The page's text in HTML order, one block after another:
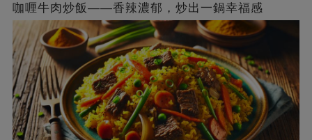
咖喱牛肉炒飯——香辣濃郁，炒出一鍋幸福感